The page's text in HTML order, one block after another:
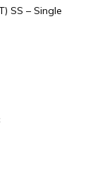
SS – Single